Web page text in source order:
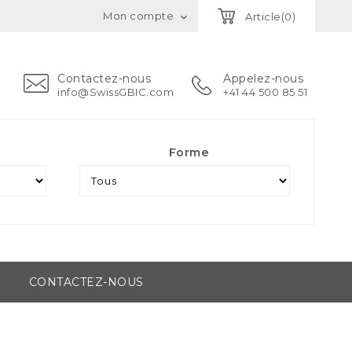
Article(0)
Mon compte 
Contactez-nous
info@SwissGBIC.com
Appelez-nous
+41 44 500 85 51
Forme
CONTACTEZ-NOUS